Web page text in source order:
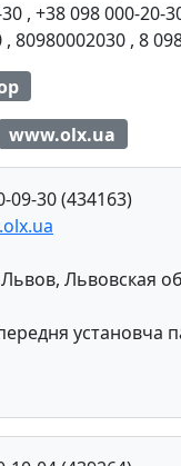
, +38 098 000-20-
, 80980002030 , 8
www.olx.ua
09-30 (434163)
Львов, Львовская
установча